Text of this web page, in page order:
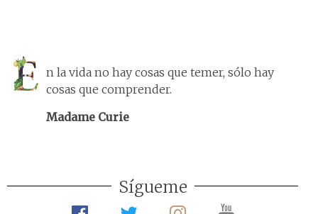
n la vida no hay cosas que temer, sólo hay
cosas que comprender.
Madame Curie
Sígueme